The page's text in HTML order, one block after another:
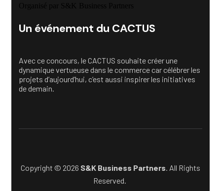
Organisé par S&K Business Partners
Un événement du CACTUS
Avec ce concours, le CACTUS souhaite créer une
dynamique vertueuse dans le commerce car célébrer les
projets d’aujourd’hui, c’est aussi inspirer les initiatives
de demain.
Copyright © 2026 S&K Business Partners . All Rights
Reserved.